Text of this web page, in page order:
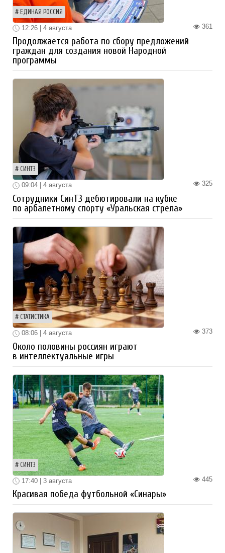
ЕДИНАЯ РОССИЯ
361
12:26 | 4 августа
Продолжается работа по сбору предложений
граждан для создания новой Народной
программы
СИНТЗ
325
09:04 | 4 августа
Сотрудники СинТЗ дебютировали на кубке
по арбалетному спорту «Уральская стрела»
СТАТИСТИКА
373
08:06 | 4 августа
Около половины россиян играют
в интеллектуальные игры
СИНТЗ
445
17:40 | 3 августа
Красивая победа футбольной «Синары»